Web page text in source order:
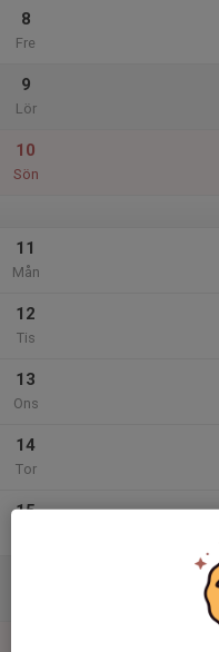
8
Fre
9
Lör
10
Sön
11
Mån
12
Tis
13
Ons
14
Tor
15